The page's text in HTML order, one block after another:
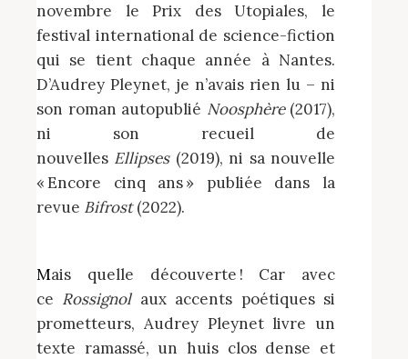
novembre le Prix des Utopiales, le
festival international de science-fiction
qui se tient chaque année à Nantes.
D’Audrey Pleynet, je n’avais rien lu – ni
son roman autopublié Noosphère (2017),
ni son recueil de
nouvelles Ellipses(2019), ni sa nouvelle
« Encore cinq ans » publiée dans la
revue Bifrost(2022).
Mais quelle découverte ! Car avec
ce Rossignolaux accents poétiques si
prometteurs, Audrey Pleynet livre un
texte ramassé, un huis clos dense et